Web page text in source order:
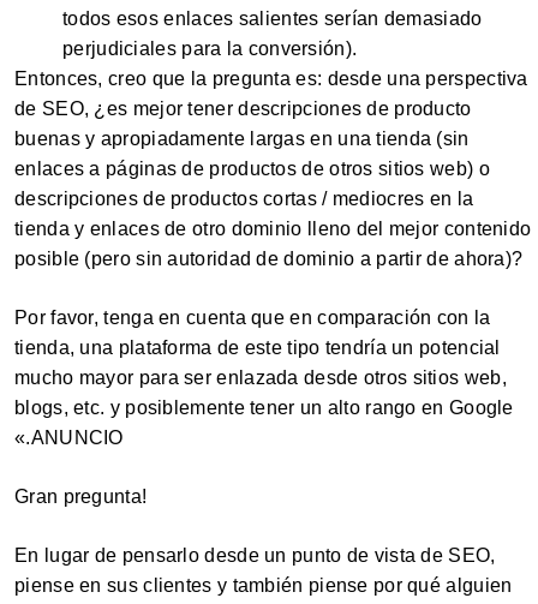
todos esos enlaces salientes serían demasiado
perjudiciales para la conversión).
Entonces, creo que la pregunta es: desde una perspectiva
de SEO, ¿es mejor tener descripciones de producto
buenas y apropiadamente largas en una tienda (sin
enlaces a páginas de productos de otros sitios web) o
descripciones de productos cortas / mediocres en la
tienda y enlaces de otro dominio lleno del mejor contenido
posible (pero sin autoridad de dominio a partir de ahora)?
Por favor, tenga en cuenta que en comparación con la
tienda, una plataforma de este tipo tendría un potencial
mucho mayor para ser enlazada desde otros sitios web,
blogs, etc. y posiblemente tener un alto rango en Google
«.ANUNCIO
Gran pregunta!
En lugar de pensarlo desde un punto de vista de SEO,
piense en sus clientes y también piense por qué alguien